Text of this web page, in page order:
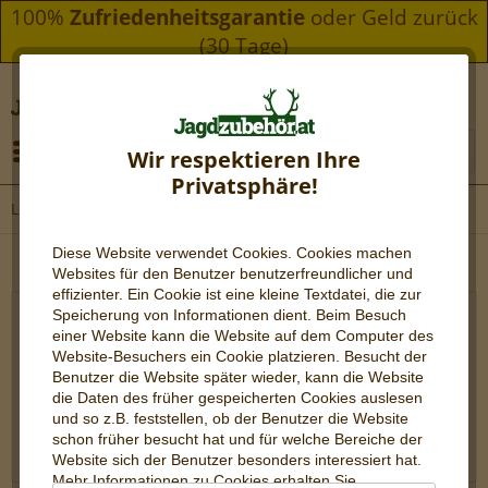
100% Zufriedenheitsgarantie oder Geld zurück
(30 Tage)
Wir respektieren Ihre
Privatsphäre!
Diese Website verwendet Cookies. Cookies machen
Websites für den Benutzer benutzerfreundlicher und
effizienter. Ein Cookie ist eine kleine Textdatei, die zur
Speicherung von Informationen dient. Beim Besuch
einer Website kann die Website auf dem Computer des
Website-Besuchers ein Cookie platzieren. Besucht der
Benutzer die Website später wieder, kann die Website
die Daten des früher gespeicherten Cookies auslesen
und so z.B. feststellen, ob der Benutzer die Website
schon früher besucht hat und für welche Bereiche der
Website sich der Benutzer besonders interessiert hat.
Mehr Informationen zu Cookies erhalten Sie
Leinenrucksack
Hochwertige Leinenrucksäcke für die Jagd
Leinenrucksäcke sind eine ausgezeichnete Wahl für die
Jagd Leinen ist ein robustes und langlebiges Material,
das den rauesten Bedingungen standhalten kann. Wenn
Sie auf der Jagd sind,...mehr erfahren »